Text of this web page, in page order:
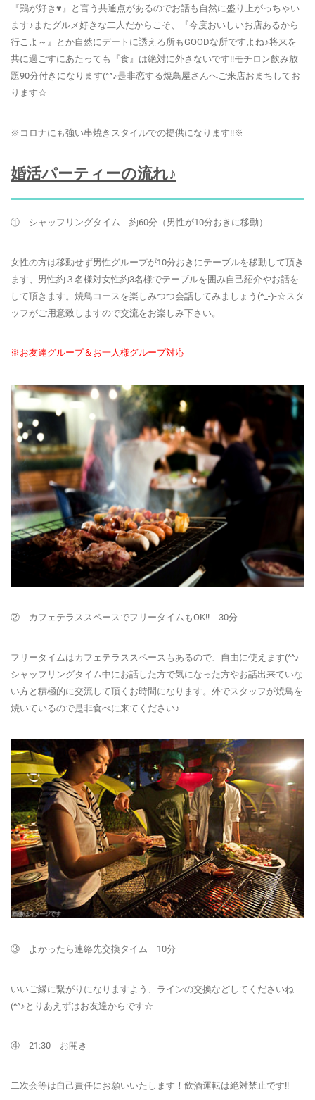
『鶏が好き♥』と言う共通点があるのでお話も自然に盛り上がっちゃい
ます♪またグルメ好きな二人だからこそ、『今度おいしいお店あるから
行こよ～』とか自然にデートに誘える所もGOODな所ですよね♪将来を
共に過ごすにあたっても『食』は絶対に外さないです!!モチロン飲み放
題90分付きになります(^^♪是非恋する焼鳥屋さんへご来店おまちしてお
ります☆
※コロナにも強い串焼きスタイルでの提供になります!!※
婚活パーティーの流れ♪
① シャッフリングタイム 約60分（男性が10分おきに移動）
女性の方は移動せず男性グループが10分おきにテーブルを移動して頂き
ます、男性約３名様対女性約3名様でテーブルを囲み自己紹介やお話を
して頂きます。焼鳥コースを楽しみつつ会話してみましょう(^_-)-☆スタ
ッフがご用意致しますので交流をお楽しみ下さい。
※お友達グループ＆お一人様グループ対応
② カフェテラススペースでフリータイムもOK!! 30分
フリータイムはカフェテラススペースもあるので、自由に使えます(^^♪
シャッフリングタイム中にお話した方で気になった方やお話出来ていな
い方と積極的に交流して頂くお時間になります。外でスタッフが焼鳥を
焼いているので是非食べに来てください♪
③ よかったら連絡先交換タイム 10分
いいご縁に繋がりになりますよう、ラインの交換などしてくださいね
(^^♪とりあえずはお友達からです☆
④ 21:30 お開き
二次会等は自己責任にお願いいたします！飲酒運転は絶対禁止です!!